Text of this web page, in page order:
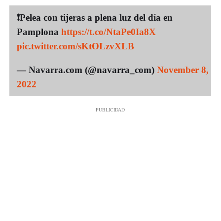
❗️Pelea con tijeras a plena luz del día en
Pamplona https://t.co/NtaPe0Ia8X
pic.twitter.com/sKtOLzvXLB
— Navarra.com (@navarra_com) November 8,
2022